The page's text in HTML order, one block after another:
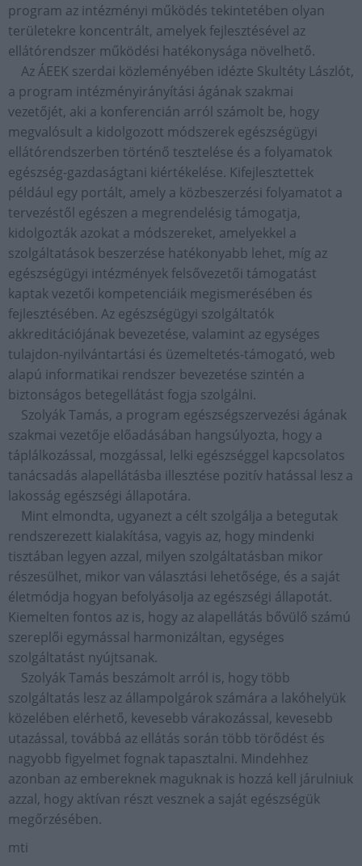
program az intézményi működés tekintetében olyan
területekre koncentrált, amelyek fejlesztésével az
ellátórendszer működési hatékonysága növelhető.
Az ÁEEK szerdai közleményében idézte Skultéty Lászlót,
a program intézményirányítási ágának szakmai
vezetőjét, aki a konferencián arról számolt be, hogy
megvalósult a kidolgozott módszerek egészségügyi
ellátórendszerben történő tesztelése és a folyamatok
egészség-gazdaságtani kiértékelése. Kifejlesztettek
például egy portált, amely a közbeszerzési folyamatot a
tervezéstől egészen a megrendelésig támogatja,
kidolgozták azokat a módszereket, amelyekkel a
szolgáltatások beszerzése hatékonyabb lehet, míg az
egészségügyi intézmények felsővezetői támogatást
kaptak vezetői kompetenciáik megismerésében és
fejlesztésében. Az egészségügyi szolgáltatók
akkreditációjának bevezetése, valamint az egységes
tulajdon-nyilvántartási és üzemeltetés-támogató, web
alapú informatikai rendszer bevezetése szintén a
biztonságos betegellátást fogja szolgálni.
Szolyák Tamás, a program egészségszervezési ágának
szakmai vezetője előadásában hangsúlyozta, hogy a
táplálkozással, mozgással, lelki egészséggel kapcsolatos
tanácsadás alapellátásba illesztése pozitív hatással lesz a
lakosság egészségi állapotára.
Mint elmondta, ugyanezt a célt szolgálja a betegutak
rendszerezett kialakítása, vagyis az, hogy mindenki
tisztában legyen azzal, milyen szolgáltatásban mikor
részesülhet, mikor van választási lehetősége, és a saját
életmódja hogyan befolyásolja az egészségi állapotát.
Kiemelten fontos az is, hogy az alapellátás bővülő számú
szereplői egymással harmonizáltan, egységes
szolgáltatást nyújtsanak.
Szolyák Tamás beszámolt arról is, hogy több
szolgáltatás lesz az állampolgárok számára a lakóhelyük
közelében elérhető, kevesebb várakozással, kevesebb
utazással, továbbá az ellátás során több törődést és
nagyobb figyelmet fognak tapasztalni. Mindehhez
azonban az embereknek maguknak is hozzá kell járulniuk
azzal, hogy aktívan részt vesznek a saját egészségük
megőrzésében.
mti